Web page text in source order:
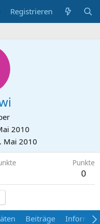
Registrieren
2010
Mai 2010
Punkte
0
Beiträge